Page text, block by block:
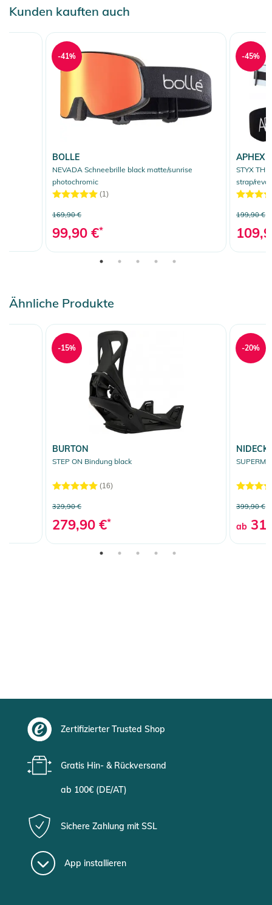
Kunden kauften auch
BOLLE
NEVADA Schneebrille black matte/sunrise
photochromic
(1)
169,90 €
99,90 €*
-41%
APHEX
STYX
strap/revo
199,90 €
-45%
Ähnliche Produkte
BURTON
STEP ON Bindung black
(16)
329,90 €
279,90 €*
-15%
399,90 €
ab
-20%
Zertifizierter Trusted Shop
Gratis Hin- & Rückversand
ab 100€ (DE/AT)
Sichere Zahlung mit SSL
App installieren